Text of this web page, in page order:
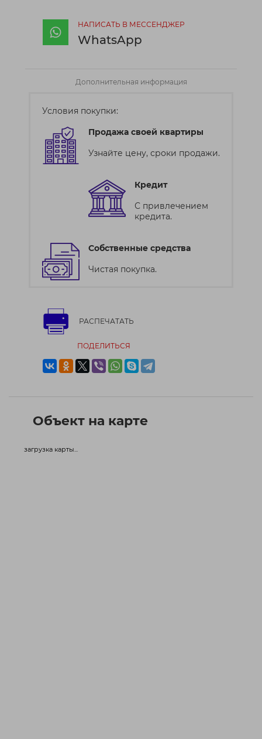
НАПИСАТЬ В МЕССЕНДЖЕР
WhatsApp
Дополнительная информация
Условия покупки:
Продажа своей квартиры
Узнайте цену, сроки продажи.
Кредит
С привлечением
кредита.
Собственные средства
Чистая покупка.
РАСПЕЧАТАТЬ
ПОДЕЛИТЬСЯ
Объект на карте
загрузка карты...